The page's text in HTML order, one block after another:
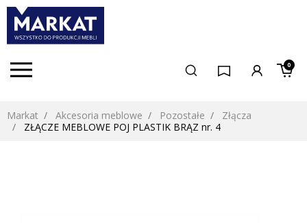
0
Markat Akcesoria meblowe Pozostałe
Złącza
ZŁĄCZE MEBLOWE POJ PLASTIK BRĄZ nr. 4